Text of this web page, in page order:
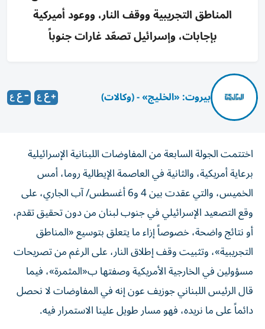
المناطق التجريبية ووقف النار، ووعود أميركية
بإجابات، وإسرائيل تصعّد غارات جنوباً
بيروت: «الخليج» - (وكالات)
اختتمت الجولة السابعة من المفاوضات اللبنانية الإسرائيلية
برعاية أمريكية، والثانية في العاصمة الإيطالية روما، أمس
الخميس، والتي عقدت بين 4 و6 أغسطس/ آب الجاري، على
وقع التصعيد الإسرائيلي في جنوب لبنان من دون تحقيق تقدم،
أو نتائج واضحة، خصوصاً إزاء ما يتعلق بتوسيع «المناطق
التجريبية»، وتثبيت وقف إطلاق النار، على الرغم من تصريحات
مسؤولين في الخارجية الأمريكية وصفتها ب«المثمرة»، فيما
قال الرئيس اللبناني جوزيف عون إنه في المفاوضات لا نحصل
دائماً على ما نريده، فهو مسار طويل علينا الاستمرار فيه.